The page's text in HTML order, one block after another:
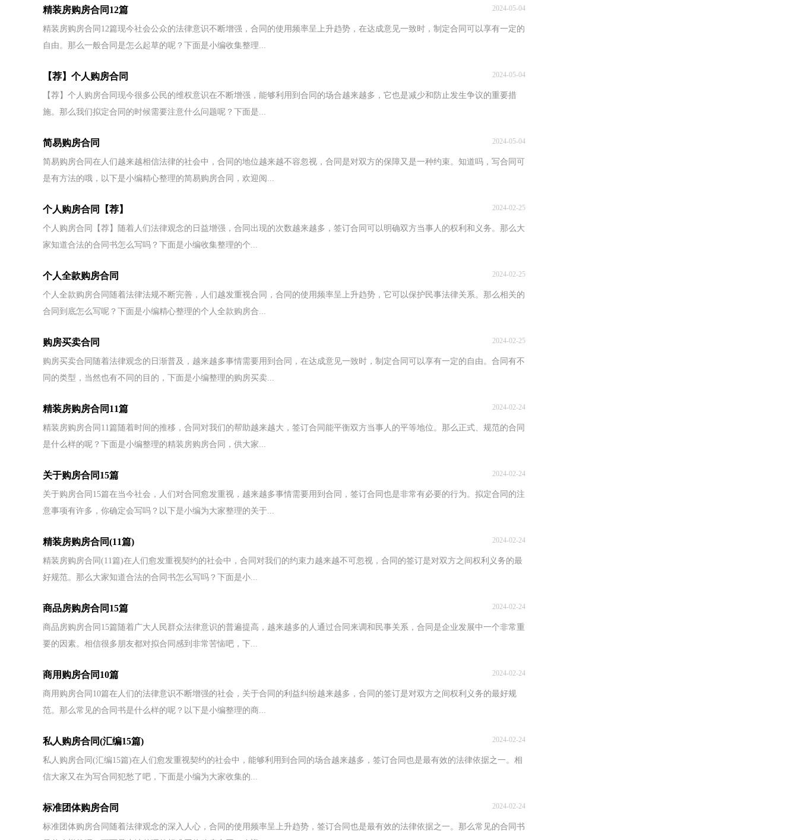
精装房购房合同12篇 2024-05-04
精装房购房合同12篇现今社会公众的法律意识不断增强，合同的使用频率呈上升趋势，在达成意见一致时，制定合同可以享有一定的
自由。那么一般合同是怎么起草的呢？下面是小编收集整理...
【荐】个人购房合同 2024-05-04
【荐】个人购房合同现今很多公民的维权意识在不断增强，能够利用到合同的场合越来越多，它也是减少和防止发生争议的重要措
施。那么我们拟定合同的时候需要注意什么问题呢？下面是...
简易购房合同 2024-05-04
简易购房合同在人们越来越相信法律的社会中，合同的地位越来越不容忽视，合同是对双方的保障又是一种约束。知道吗，写合同可
是有方法的哦，以下是小编精心整理的简易购房合同，欢迎阅...
个人购房合同【荐】 2024-02-25
个人购房合同【荐】随着人们法律观念的日益增强，合同出现的次数越来越多，签订合同可以明确双方当事人的权利和义务。那么大
家知道合法的合同书怎么写吗？下面是小编收集整理的个...
个人全款购房合同 2024-02-25
个人全款购房合同随着法律法规不断完善，人们越发重视合同，合同的使用频率呈上升趋势，它可以保护民事法律关系。那么相关的
合同到底怎么写呢？下面是小编精心整理的个人全款购房合...
购房买卖合同 2024-02-25
购房买卖合同随着法律观念的日渐普及，越来越多事情需要用到合同，在达成意见一致时，制定合同可以享有一定的自由。合同有不
同的类型，当然也有不同的目的，下面是小编整理的购房买卖...
精装房购房合同11篇 2024-02-24
精装房购房合同11篇随着时间的推移，合同对我们的帮助越来越大，签订合同能平衡双方当事人的平等地位。那么正式、规范的合同
是什么样的呢？下面是小编整理的精装房购房合同，供大家...
关于购房合同15篇 2024-02-24
关于购房合同15篇在当今社会，人们对合同愈发重视，越来越多事情需要用到合同，签订合同也是非常有必要的行为。拟定合同的注
意事项有许多，你确定会写吗？以下是小编为大家整理的关于...
精装房购房合同(11篇) 2024-02-24
精装房购房合同(11篇)在人们愈发重视契约的社会中，合同对我们的约束力越来越不可忽视，合同的签订是对双方之间权利义务的最
好规范。那么大家知道合法的合同书怎么写吗？下面是小...
商品房购房合同15篇 2024-02-24
商品房购房合同15篇随着广大人民群众法律意识的普遍提高，越来越多的人通过合同来调和民事关系，合同是企业发展中一个非常重
要的因素。相信很多朋友都对拟合同感到非常苦恼吧，下...
商用购房合同10篇 2024-02-24
商用购房合同10篇在人们的法律意识不断增强的社会，关于合同的利益纠纷越来越多，合同的签订是对双方之间权利义务的最好规
范。那么常见的合同书是什么样的呢？以下是小编整理的商...
私人购房合同(汇编15篇) 2024-02-24
私人购房合同(汇编15篇)在人们愈发重视契约的社会中，能够利用到合同的场合越来越多，签订合同也是最有效的法律依据之一。相
信大家又在为写合同犯愁了吧，下面是小编为大家收集的...
标准团体购房合同 2024-02-24
标准团体购房合同随着法律观念的深入人心，合同的使用频率呈上升趋势，签订合同也是最有效的法律依据之一。那么常见的合同书